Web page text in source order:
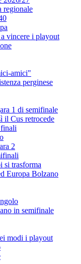
regionale
vincere i playout
amici"
perginese
1 di semifinale
il Cus retrocede
2
si trasforma
Europa Bolzano
in semifinale
modi i playout